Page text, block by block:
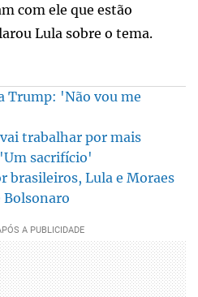
com ele que estão
Lula sobre o tema.
Trump: 'Não vou me
trabalhar por mais
sacrifício'
brasileiros, Lula e Moraes